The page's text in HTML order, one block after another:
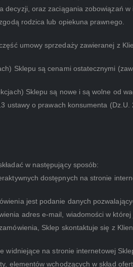
decyzji, oraz zaciągania zobowiązań w
rodzica lub opiekuna prawnego.
umowy sprzedaży zawieranej z
Sklepu są cenami ostatecznymi
Sklepu są nowe i są wolne od
ustawy o prawach konsumenta
w następujący sposób:
dostępnych na stronie
jest podanie danych
adres e-mail, wiadomości w
Sklep skontaktuje się z
widniejące na stronie internetowej
elementów wchodzących w skład